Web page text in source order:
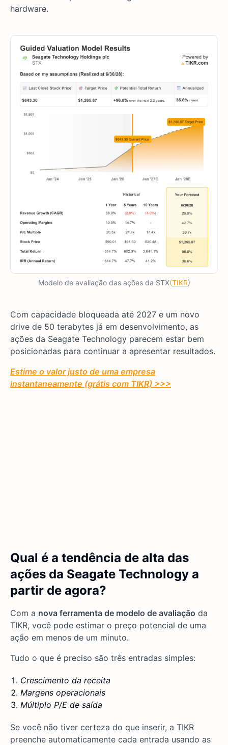
hardware.
Modelo de avaliação das ações da STX(TIKR)
Com capacidade bloqueada até 2027 e um novo
drive de 50 terabytes já em desenvolvimento, as
ações da Seagate Technology parecem estar bem
posicionadas para continuar a apresentar resultados.
Estime o valor justo de uma empresa
instantaneamente (grátis com TIKR) >>>
Qual é a tendência de alta das
ações da Seagate Technology a
partir de agora?
Com a nova ferramenta de modelo de avaliação da
TIKR, você pode estimar o preço potencial de uma
ação em menos de um minuto.
Tudo o que é preciso são três entradas simples:
Crescimento da receita
Margens operacionais
Múltiplo P/E de saída
Se você não tiver certeza do que inserir, a TIKR
preenche automaticamente cada entrada usando as